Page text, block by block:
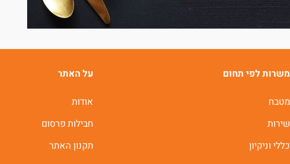
משרות לפי תחום
מטבח
שירות
כללי וניקיון
על האתר
אודות
חבילות פרסום
תקנון האתר